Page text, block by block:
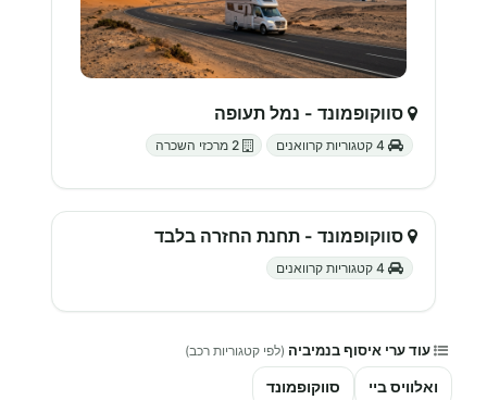
סווקופמונד - נמל תעופה
סווקופמונד - תחנת החזרה בלבד
עוד ערי איסוף בנמיביה (לפי קטגוריות רכב)
ואלוויס ביי סווקופמונד